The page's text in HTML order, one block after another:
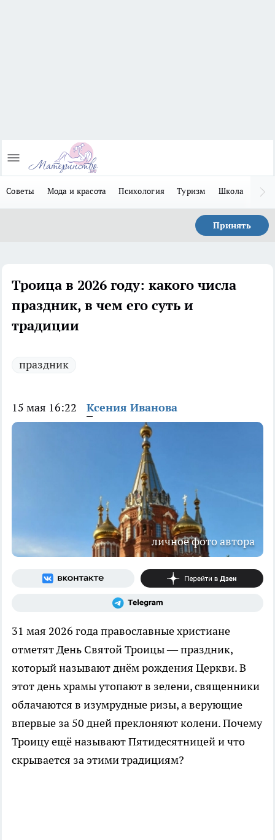
Советы Мода и красота Психология Туризм Школа
Принять
Троица в 2026 году: какого числа
праздник, в чем его суть и
традиции
праздник
15 мая 16:22 Ксения Иванова
личное фото автора
31 мая 2026 года православные христиане
отметят День Святой Троицы — праздник,
который называют днём рождения Церкви. В
этот день храмы утопают в зелени, священники
облачаются в изумрудные ризы, а верующие
впервые за 50 дней преклоняют колени. Почему
Троицу ещё называют Пятидесятницей и что
скрывается за этими традициям?